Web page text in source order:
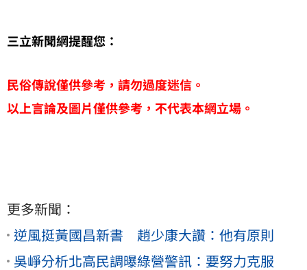
三立新聞網提醒您：
民俗傳說僅供參考，請勿過度迷信。
以上言論及圖片僅供參考，不代表本網立場。
更多新聞：
逆風挺黃國昌新書 趙少康大讚：他有原則
吳崢分析北高民調曝綠營警訊：要努力克服